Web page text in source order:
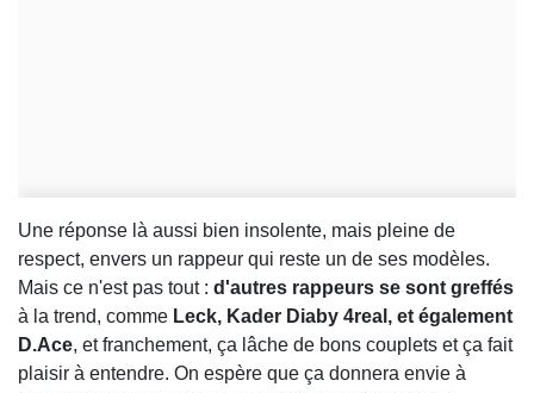
Une réponse là aussi bien insolente, mais pleine de
respect, envers un rappeur qui reste un de ses modèles.
Mais ce n'est pas tout : d'autres rappeurs se sont greffés
à la trend, comme Leck, Kader Diaby 4real, et également
D.Ace, et franchement, ça lâche de bons couplets et ça fait
plaisir à entendre. On espère que ça donnera envie à